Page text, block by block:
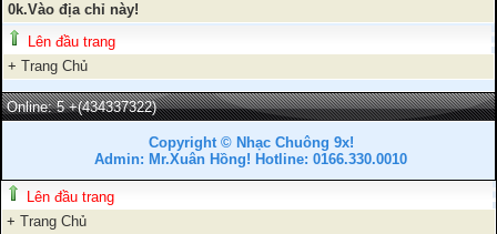
0k.Vào địa chỉ này!
Lên đầu trang
+ Trang Chủ
Online: 5+(434337322)
Copyright © Nhạc Chuông 9x!
Admin: Mr.Xuân Hồng! Hotline: 0166.330.0010
Lên đầu trang
+ Trang Chủ